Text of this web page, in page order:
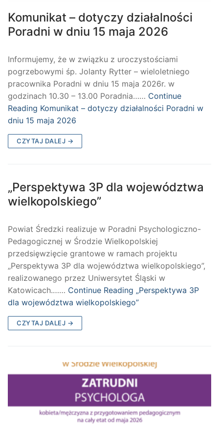
Komunikat – dotyczy działalności
Poradni w dniu 15 maja 2026
Informujemy, że w związku z uroczystościami
pogrzebowymi śp. Jolanty Rytter – wieloletniego
pracownika Poradni w dniu 15 maja 2026r. w
godzinach 10.30 – 13.00 Poradnia…… Continue
Reading Komunikat – dotyczy działalności Poradni w
dniu 15 maja 2026
CZYTAJ DALEJ →
„Perspektywa 3P dla województwa
wielkopolskiego”
Powiat Średzki realizuje w Poradni Psychologiczno-
Pedagogicznej w Środzie Wielkopolskiej
przedsięwzięcie grantowe w ramach projektu
„Perspektywa 3P dla województwa wielkopolskiego”,
realizowanego przez Uniwersytet Śląski w
Katowicach.…… Continue Reading „Perspektywa 3P
dla województwa wielkopolskiego”
CZYTAJ DALEJ →